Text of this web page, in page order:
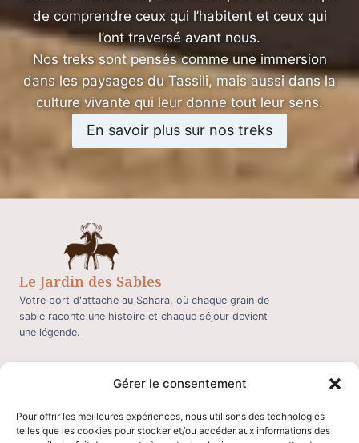
Gérer le consentement
Pour offrir les meilleures expériences, nous utilisons des technologies
telles que les cookies pour stocker et/ou accéder aux informations des
de comprendre ceux qui l’habitent et ceux qui
l’ont traversé avant nous.
Nos treks sont pensés comme une immersion
dans les paysages du Tassili, mais aussi dans la
culture vivante qui leur donne tout leur sens.
En savoir plus sur nos treks
Le Jardin des Sables
Votre port d'attache au Sahara, où chaque grain de
sable raconte une histoire et chaque séjour devient
une légende.
Galerie